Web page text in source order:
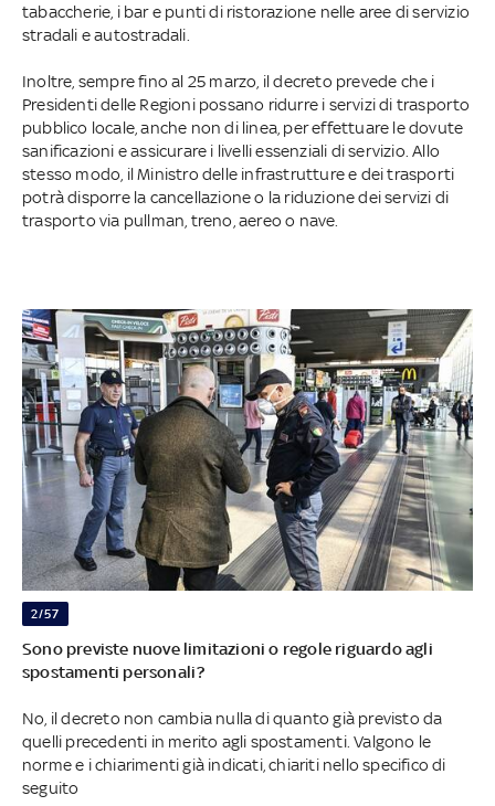
tabaccherie, i bar e punti di ristorazione nelle aree di servizio
stradali e autostradali.
Inoltre, sempre fino al 25 marzo, il decreto prevede che i
Presidenti delle Regioni possano ridurre i servizi di trasporto
pubblico locale, anche non di linea, per effettuare le dovute
sanificazioni e assicurare i livelli essenziali di servizio. Allo
stesso modo, il Ministro delle infrastrutture e dei trasporti
potrà disporre la cancellazione o la riduzione dei servizi di
trasporto via pullman, treno, aereo o nave.
2/57
Sono previste nuove limitazioni o regole riguardo agli
spostamenti personali?
No, il decreto non cambia nulla di quanto già previsto da
quelli precedenti in merito agli spostamenti. Valgono le
norme e i chiarimenti già indicati, chiariti nello specifico di
seguito